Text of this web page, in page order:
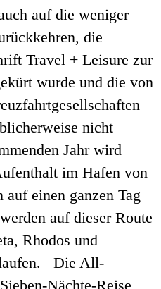
auf die weniger
die
Travel + Leisure zur
wurde und die von
nicht
Jahr wird
im Hafen von
einen ganzen Tag
auf dieser Route
Rhodos und
Die All-
Nächte-Reise